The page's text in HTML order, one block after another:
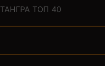
ТАНГРА ТОП 40